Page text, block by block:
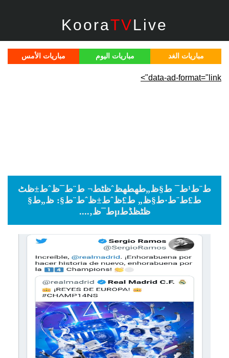
KooraTVLive
مباريات الغد مباريات اليوم مباريات الأمس
data-ad-format="link">
ط¨ط¹ط¯ ط§ظ„طھطھظˆظٹط¬ ط¨ط¯ظˆط±ظٹ
ط£ط¨ط·ط§ظ„ ط£ظˆط±ظˆط¨ط§: ظ„ط§
ظٹظڈطµط¯ظ‚....